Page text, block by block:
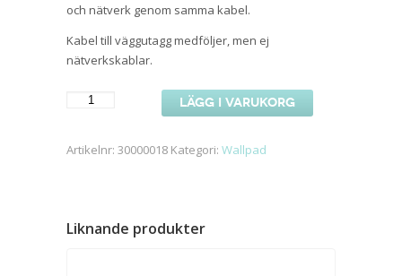
och nätverk genom samma kabel.
Kabel till väggutagg medföljer, men ej
nätverkskablar.
PoE-
W
LÄGG I VARUKORG
Artikelnr: 30000018 Kategori: Wallpad
Liknande produkter